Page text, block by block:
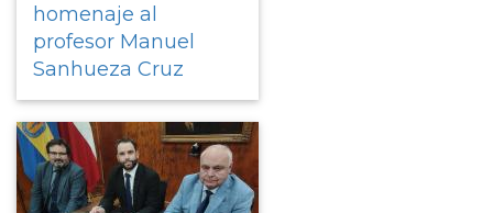
homenaje al
profesor Manuel
Sanhueza Cruz